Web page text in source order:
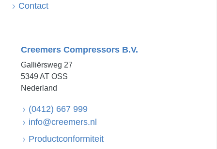
Contact
Creemers Compressors B.V.
Galliërsweg 27
5349 AT OSS
Nederland
(0412) 667 999
info@creemers.nl
Productconformiteit